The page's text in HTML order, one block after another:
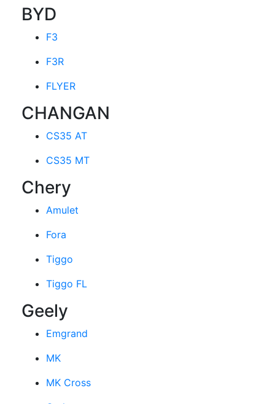
BYD
F3
F3R
FLYER
CHANGAN
CS35 AT
CS35 MT
Chery
Amulet
Fora
Tiggo
Tiggo FL
Geely
Emgrand
MK
MK Cross